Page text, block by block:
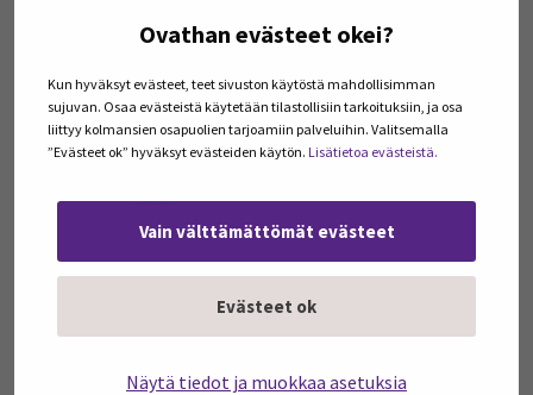
Ovathan evästeet okei?
Kun hyväksyt evästeet, teet sivuston käytöstä mahdollisimman
sujuvan. Osaa evästeistä käytetään tilastollisiin tarkoituksiin, ja osa
liittyy kolmansien osapuolien tarjoamiin palveluihin. Valitsemalla
”Evästeet ok” hyväksyt evästeiden käytön. Lisätietoa evästeistä.
Vain välttämättömät evästeet
Evästeet ok
Näytä tiedot ja muokkaa asetuksia
Kuva 3. Gillie.ai-alustan esimerkkilistaus asiakkaaseen